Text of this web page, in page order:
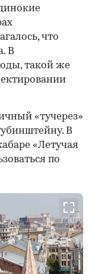
что
В
такой же
«тучерез»
В
«Летучая
по